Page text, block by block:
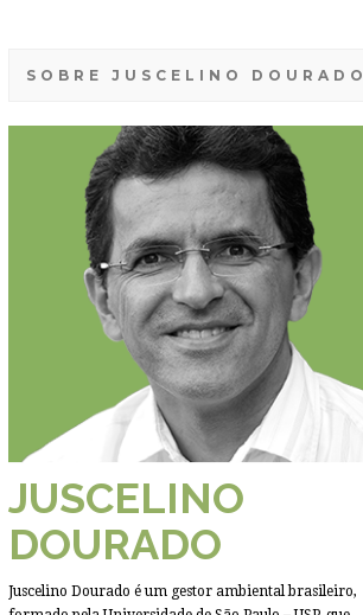
SOBRE JUSCELINO DOURADO
JUSCELINO
DOURADO
Juscelino Dourado é um gestor ambiental brasileiro,